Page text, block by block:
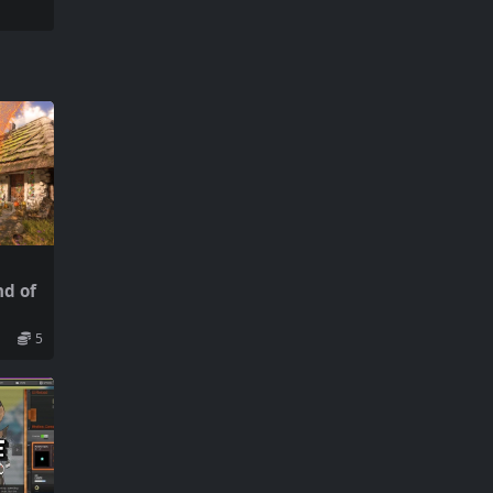
of
5